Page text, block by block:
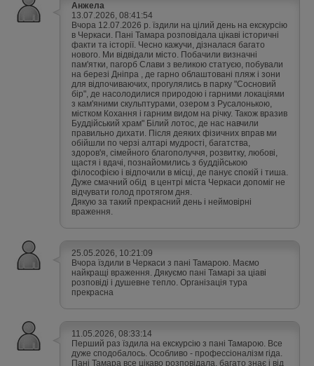
Анжела
13.07.2026, 08:41:54
Вчора 12.07.2026 р. їздили на цілий день на екскурсію
в Черкаси. Пані Тамара розповідала цікаві історичні
факти та історії. Чесно кажучи, дізналася багато
нового. Ми відвідали місто. Побачили визначні
пам'ятки, пагорб Слави з великою статуєю, побували
на березі Дніпра , де гарно облаштовані пляж і зони
для відпочиваючих, прогулялись в парку "Сосновий
бір", де насолодилися природою і гарними локаціями
з кам'яними скульптурами, озером з Русалонькою,
містком Кохання і гарним видом на річку. Також вразив
Буддійський храм" Білий лотос, де нас навчили
правильно дихати. Після деяких фізичних вправ ми
обійшли по черзі алтарі мудрості, багатства,
здоров'я, сімейного благополуччя, розвитку, любові,
щастя і вдачі, познайомились з буддійською
філософією і відпочили в місці, де панує спокій і тиша.
Дуже смачний обід в центрі міста Черкаси допоміг не
відчувати голод протягом дня.
Дякую за такий прекрасний день і неймовірні
враження.
25.05.2026, 10:21:09
Вчора їздили в Черкаси з пані Тамарою. Маємо
найкращі враження. Дякуємо пані Тамарі за ціаві
розповіді і душевне тепло. Організація тура
прекрасна
11.05.2026, 08:33:14
Перший раз їздила на екскурсію з пані Тамарою. Все
дуже сподобалось. Особливо - профессіоналізм гіда.
Пані Тамара все цікаво розповідала, багато знає і від